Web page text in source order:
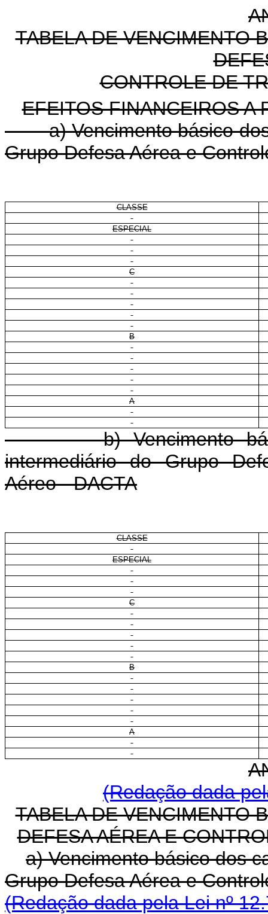
TABELA DE VENCIMENTO
CONTROLE DE
EFEITOS FINANCEIROS A
a) Vencimento básico dos
Grupo Defesa Aérea e
CLASSE
ESPECIAL
C
B
A
b) Vencimento básico
intermediário do Grupo
Aéreo - DACTA
CLASSE
ESPECIAL
C
B
A
(Redação dada
TABELA DE VENCIMENTO
DEFESA AÉREA E
a) Vencimento básico dos
Grupo Defesa Aérea e
(Redação dada pela Lei nº